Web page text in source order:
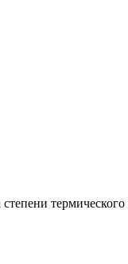
степени